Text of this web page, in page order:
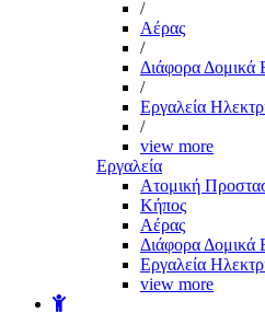
/
Αέρας
/
Διάφορα Δομικά
/
Εργαλεία
/
view more
Εργαλεία
Aτομική
Kήπος
Αέρας
Διάφορα Δομικά
Εργαλεία
view more